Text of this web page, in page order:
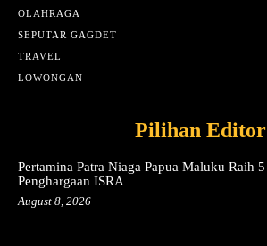
OLAHRAGA
SEPUTAR GAGDET
TRAVEL
LOWONGAN
Pilihan Editor
Pertamina Patra Niaga Papua Maluku Raih 5
Penghargaan ISRA
August 8, 2026